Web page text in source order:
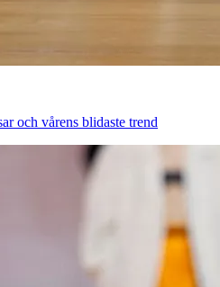
och vårens blidaste trend